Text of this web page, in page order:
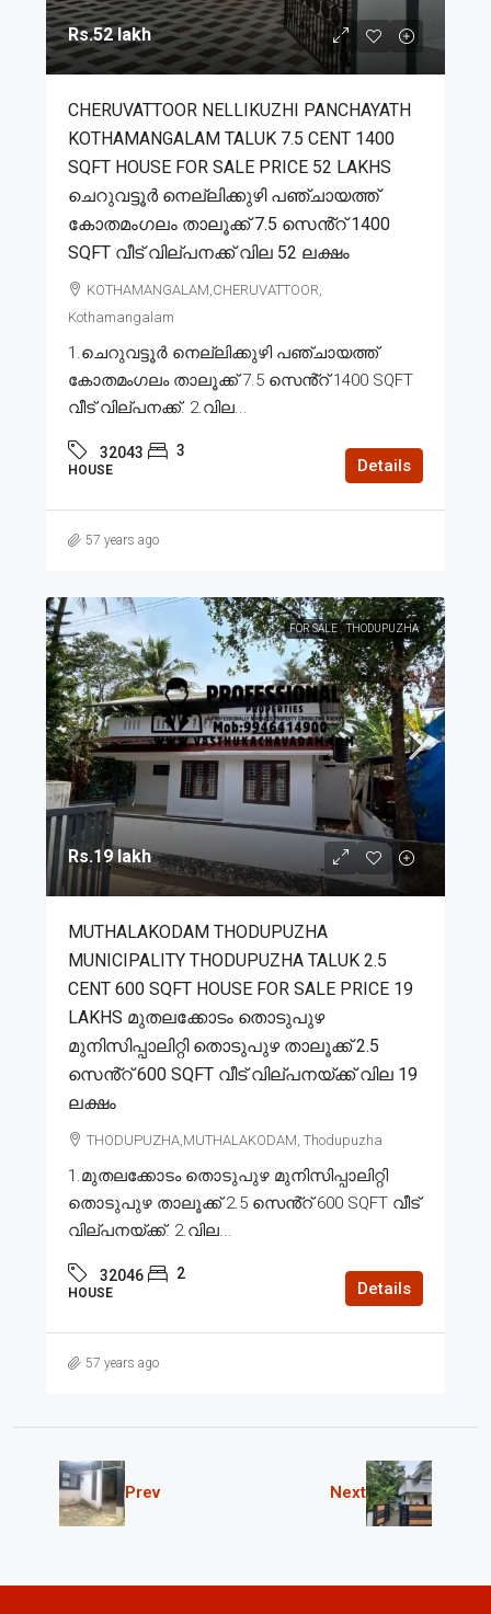
Rs.52 lakh
CHERUVATTOOR NELLIKUZHI PANCHAYATH
KOTHAMANGALAM TALUK 7.5 CENT 1400
SQFT HOUSE FOR SALE PRICE 52 LAKHS
ചെറുവട്ടൂർ നെല്ലിക്കുഴി പഞ്ചായത്ത്
കോതമംഗലം താലൂക്ക് 7.5 സെൻ്റ് 1400
SQFT വീട് വില്പനക്ക് വില 52 ലക്ഷം
KOTHAMANGALAM,CHERUVATTOOR,
Kothamangalam
1.ചെറുവട്ടൂർ നെല്ലിക്കുഴി പഞ്ചായത്ത്
കോതമംഗലം താലൂക്ക് 7.5 സെൻ്റ് 1400 SQFT
വീട് വില്പനക്ക്. 2.വില...
32043 3
HOUSE Details
57 years ago
FOR SALE THODUPUZHA
Rs.19 lakh
MUTHALAKODAM THODUPUZHA
MUNICIPALITY THODUPUZHA TALUK 2.5
CENT 600 SQFT HOUSE FOR SALE PRICE 19
LAKHS മുതലക്കോടം തൊടുപുഴ
മുനിസിപ്പാലിറ്റി തൊടുപുഴ താലൂക്ക് 2.5
സെൻ്റ് 600 SQFT വീട് വില്പനയ്ക്ക് വില 19
ലക്ഷം
THODUPUZHA,MUTHALAKODAM, Thodupuzha
1.മുതലക്കോടം തൊടുപുഴ മുനിസിപ്പാലിറ്റി
തൊടുപുഴ താലൂക്ക് 2.5 സെൻ്റ് 600 SQFT വീട്
വില്പനയ്ക്ക്. 2.വില...
32046 2
HOUSE Details
57 years ago
Prev Next